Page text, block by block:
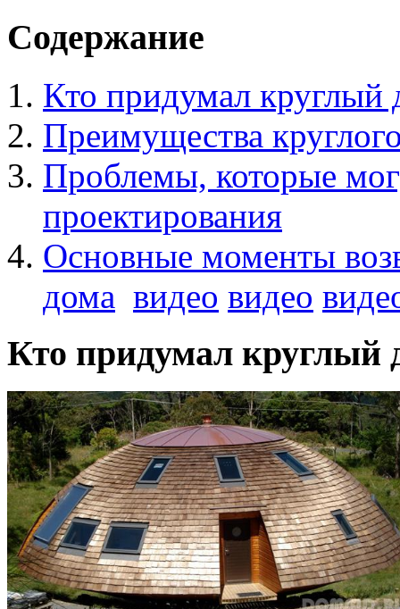
Содержание
Кто придумал круглый
Преимущества
Проблемы, которые
проектирования
Основные моменты
дома видео видео
Кто придумал круглый